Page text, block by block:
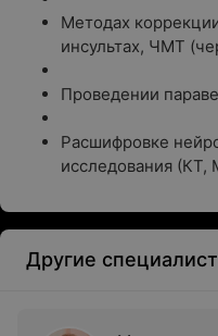
Методах
инсультах, ЧМТ
Проведении
Расшифровке
исследования
Другие